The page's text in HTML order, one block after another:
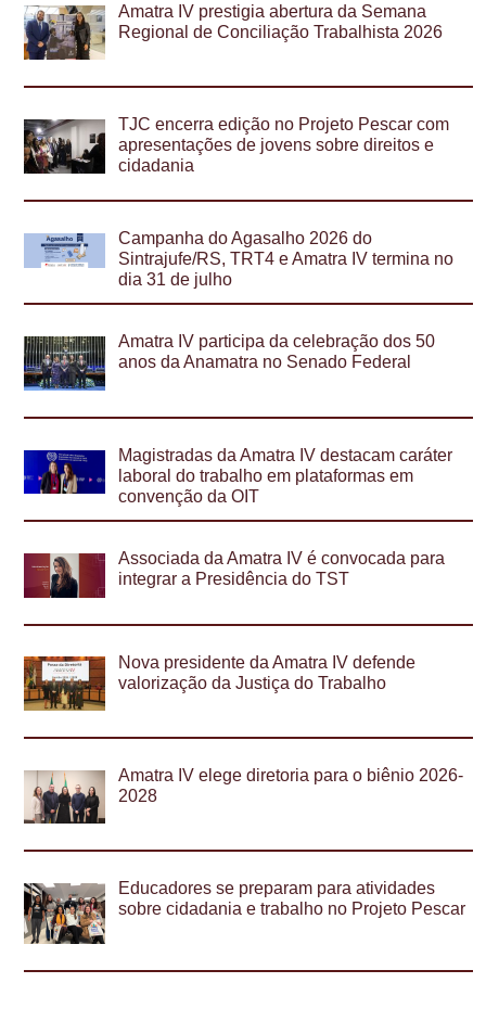
Amatra IV prestigia abertura da Semana
Regional de Conciliação Trabalhista 2026
TJC encerra edição no Projeto Pescar com
apresentações de jovens sobre direitos e
cidadania
Campanha do Agasalho 2026 do
Sintrajufe/RS, TRT4 e Amatra IV termina no
dia 31 de julho
Amatra IV participa da celebração dos 50
anos da Anamatra no Senado Federal
Magistradas da Amatra IV destacam caráter
laboral do trabalho em plataformas em
convenção da OIT
Associada da Amatra IV é convocada para
integrar a Presidência do TST
Nova presidente da Amatra IV defende
valorização da Justiça do Trabalho
Amatra IV elege diretoria para o biênio 2026-
2028
Educadores se preparam para atividades
sobre cidadania e trabalho no Projeto Pescar